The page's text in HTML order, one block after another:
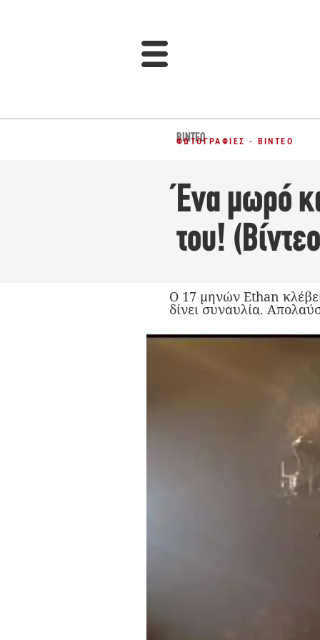
ΒΊΝΤΕΟ
ΦΩΤΟΓΡΑΦΊΕΣ - ΒΊΝΤΕΟ
Ένα μωρό
του!
Ο 17 μηνών Ethan
δίνει συναυλία.